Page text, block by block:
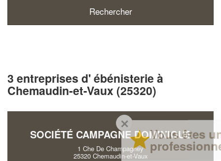
3 entreprises d' ébénisterie à
Chemaudin-et-Vaux (25320)
SOCIÉTÉ CAMPAGNE DOMINIQUE
1 Che De Champagney
25320 Chemaudin-et-Vaux
Vous êtes un
professionnel ?